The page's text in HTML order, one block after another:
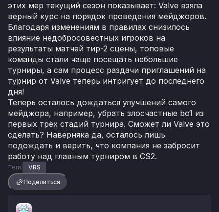
этих мер текущий сезон показывает: Valve взяла
верный курс на порядок проведения мейджоров.
Благодаря изменениям в правилах снизилось
влияние недобросовестных игроков на
результаты матчей тир-2 сцены, топовые
команды стали чаще посещать небольшие
турниры, а сам процесс раздачи приглашений на
турнир от Valve теперь интригует до последнего
дня!
Теперь осталось дождаться улучшений самого
мейджора, например, убрать злосчастные bo1 из
первых трёх стадий турнира. Сможет ли Valve это
сделать? Наверняка да, осталось лишь
подождать и верить, что компания не забросит
работу над главным турниром в CS2.
Теги:
VRS
Поделиться